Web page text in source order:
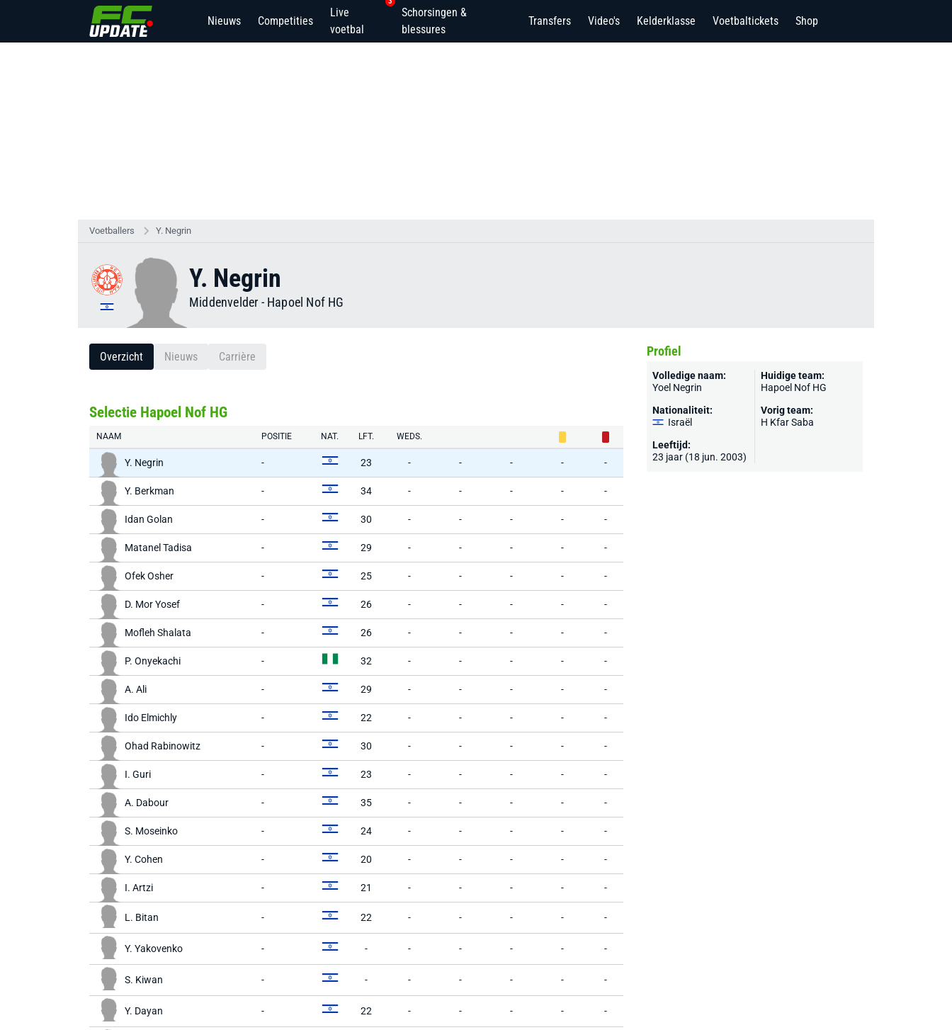
Nieuws Competities
Live
voetbal
Schorsingen &
blessures
Transfers Video's Kelderklasse Voetbaltickets Shop
Voetballers Y. Negrin
Y. Negrin
Middenvelder - Hapoel Nof HG
Overzicht Nieuws Carrière
Selectie Hapoel Nof HG
NAAM POSITIE NAT. LFT. WEDS.
Y. Negrin - 23 - - - - -
Y. Berkman - 34 - - - - -
Idan Golan - 30 - - - - -
Matanel Tadisa - 29 - - - - -
Ofek Osher - 25 - - - - -
D. Mor Yosef - 26 - - - - -
Mofleh Shalata - 26 - - - - -
P. Onyekachi - 32 - - - - -
A. Ali - 29 - - - - -
Ido Elmichly - 22 - - - - -
Ohad Rabinowitz - 30 - - - - -
I. Guri - 23 - - - - -
A. Dabour - 35 - - - - -
S. Moseinko - 24 - - - - -
Y. Cohen - 20 - - - - -
I. Artzi - 21 - - - - -
L. Bitan - 22 - - - - -
Y. Yakovenko - - - - - - -
S. Kiwan - - - - - - -
Y. Dayan - 22 - - - - -
Profiel
Volledige naam:
Yoel Negrin
Nationaliteit:
Israël
Leeftijd:
23 jaar (18 jun. 2003)
Huidige team:
Hapoel Nof HG
Vorig team:
H Kfar Saba